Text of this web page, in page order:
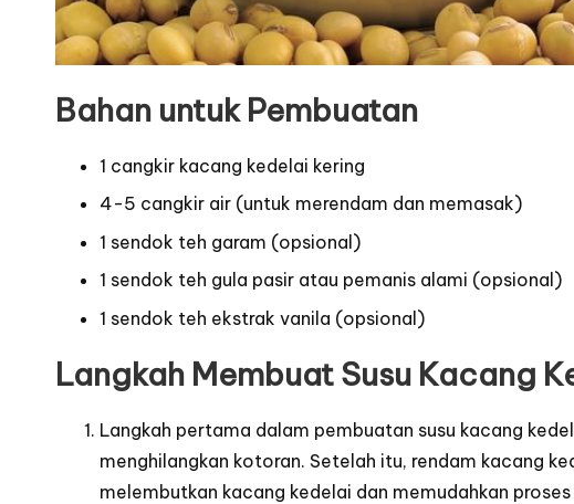
Bahan untuk Pembuatan
1 cangkir kacang kedelai kering
4-5 cangkir air (untuk merendam dan memasak)
1 sendok teh garam (opsional)
1 sendok teh gula pasir atau pemanis alami (opsional)
1 sendok teh ekstrak vanila (opsional)
Langkah Membuat Susu Kacang
Langkah pertama dalam pembuatan susu kacang
menghilangkan kotoran. Setelah itu, rendam kacang
melembutkan kacang kedelai dan memudahkan